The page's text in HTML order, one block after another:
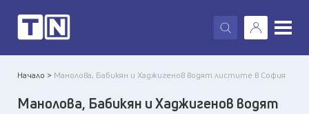
X
Начало > Манолова, Бабикян и Хаджигенов водят листите в София
Манолова, Бабикян и Хаджигенов водят